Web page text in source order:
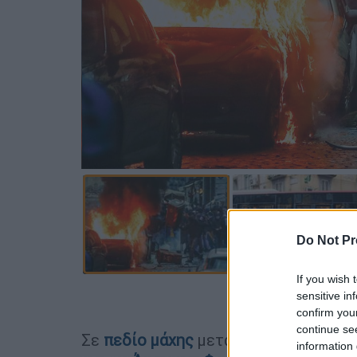
Do Not
If you wish
sensitive
confirm
continue
information
Σε πεδίο μάχης μετατράπηκε η